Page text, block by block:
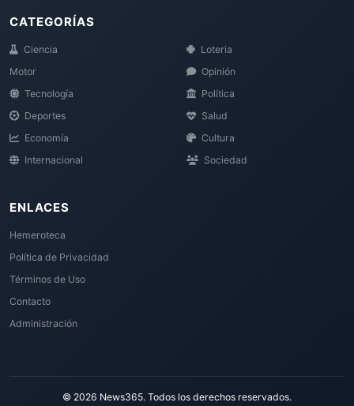
CATEGORÍAS
Ciencia
Motor
Tecnología
Deportes
Economía
Internacional
Loteria
Opinión
Política
Salud
Cultura
Sociedad
ENLACES
Hemeroteca
Política de Privacidad
Términos de Uso
Contacto
Administración
© 2026 News365. Todos los derechos reservados.